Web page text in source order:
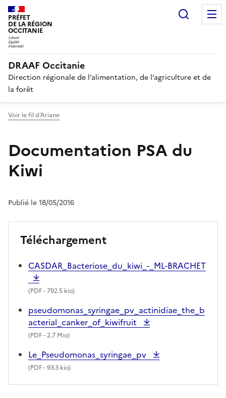
PRÉFET
DE LA RÉGION
OCCITANIE
DRAAF Occitanie
Direction régionale de l’alimentation, de l’agriculture et de
la forêt
Voir le fil d'Ariane
Documentation PSA du
Kiwi
Publié le 18/05/2016
Téléchargement
CASDAR_Bacteriose_du_kiwi_-_ML-BRACHET
(PDF- 792.5 kio)
pseudomonas_syringae_pv_actinidiae_the_b
acterial_canker_of_kiwifruit
(PDF- 2.7 Mio)
Le_Pseudomonas_syringae_pv
(PDF- 93.3 kio)